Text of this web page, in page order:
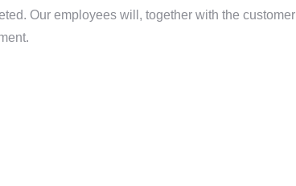
Our employees will, together with the customer